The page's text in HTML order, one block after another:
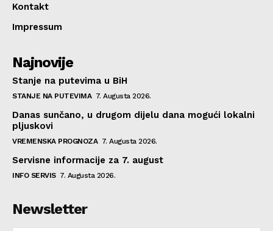
Kontakt
Impressum
Najnovije
Stanje na putevima u BiH
STANJE NA PUTEVIMA 7. Augusta 2026.
Danas sunčano, u drugom dijelu dana mogući lokalni
pljuskovi
VREMENSKA PROGNOZA 7. Augusta 2026.
Servisne informacije za 7. august
INFO SERVIS 7. Augusta 2026.
Newsletter